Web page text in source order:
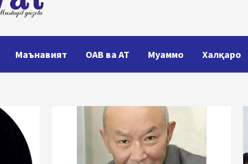
Маънавият ОАВ ва АТ Муаммо Халқаро